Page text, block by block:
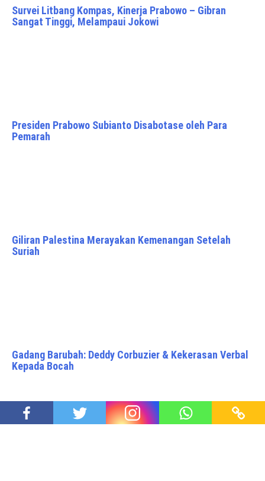
Survei Litbang Kompas, Kinerja Prabowo – Gibran
Sangat Tinggi, Melampaui Jokowi
Presiden Prabowo Subianto Disabotase oleh Para
Pemarah
Giliran Palestina Merayakan Kemenangan Setelah
Suriah
Gadang Barubah: Deddy Corbuzier & Kekerasan Verbal
Kepada Bocah